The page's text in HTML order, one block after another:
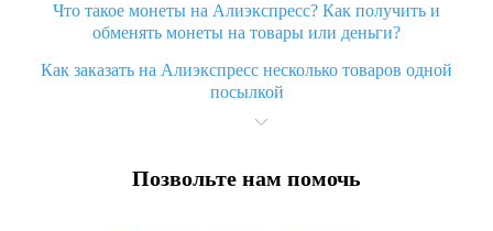
Что такое монеты на Алиэкспресс? Как получить и
обменять монеты на товары или деньги?
Как заказать на Алиэкспресс несколько товаров одной
посылкой
Что значит статус «Заказ закрыт» на Алиэкспресс и что
Что делать, если Алиэкспресс просит ввести паспортные
Позвольте нам помочь